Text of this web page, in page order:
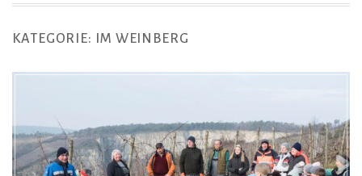
KATEGORIE: IM WEINBERG